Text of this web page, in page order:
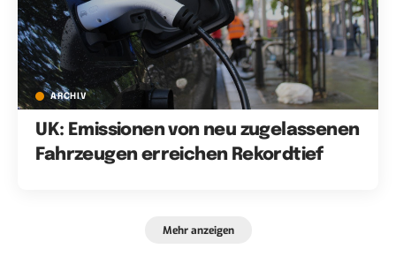
ARCHIV
UK: Emissionen von neu zugelassenen
Fahrzeugen erreichen Rekordtief
Mehr anzeigen